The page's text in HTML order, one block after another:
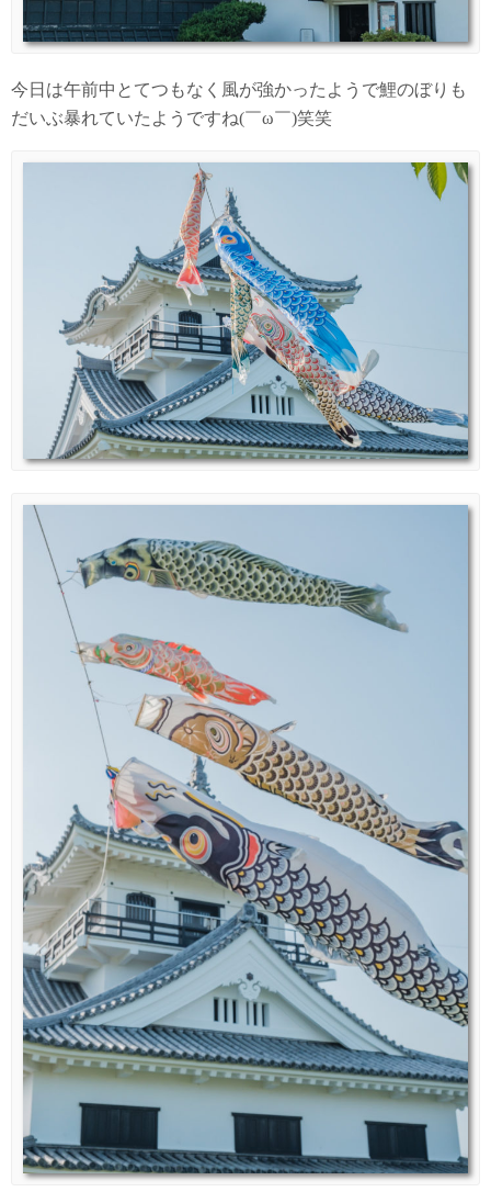
今日は午前中とてつもなく風が強かったようで鯉のぼりも
だいぶ暴れていたようですね(￣ω￣)笑笑